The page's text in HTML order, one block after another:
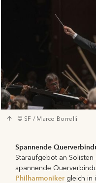
© SF / Marco Borrelli
Spannende
Staraufgebot an
spannende
Philharmoniker gleich in